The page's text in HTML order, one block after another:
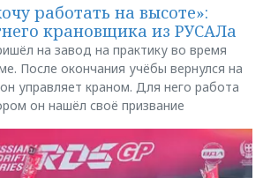
работать на высоте»:
крановщика из РУСАЛа
на завод на практику во время
После окончания учёбы вернулся на
управляет краном. Для него работа
он нашёл своё призвание